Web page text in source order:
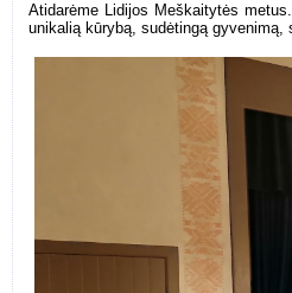
Atidarėme Lidijos Meškaitytės
unikalią kūrybą, sudėtingą gyvenimą,